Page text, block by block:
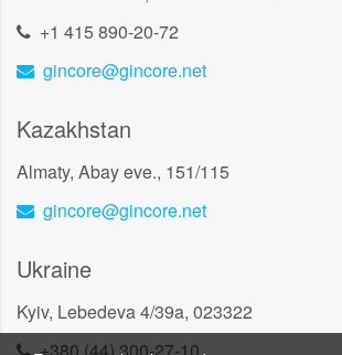
+1 415 890-20-72
gincore@gincore.net
Kazakhstan
Almaty, Abay eve., 151/115
gincore@gincore.net
Ukraine
Kyiv, Lebedeva 4/39a, 023322
+380 (44) 300-27-10